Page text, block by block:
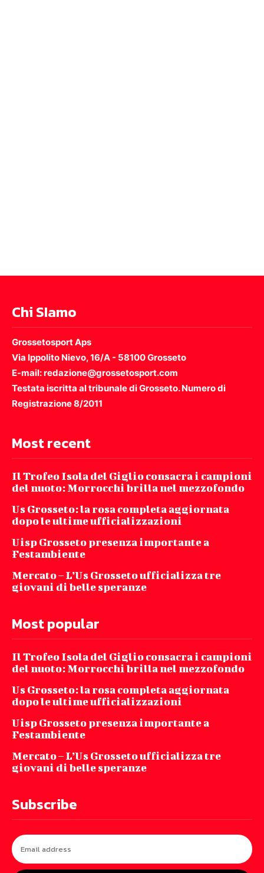
Chi SIamo
Grossetosport Aps
Via Ippolito Nievo, 16/A - 58100 Grosseto
E-mail: redazione@grossetosport.com
Testata iscritta al tribunale di Grosseto. Numero di
Registrazione 8/2011
Most recent
Il Trofeo Isola del Giglio consacra i campioni
del nuoto: Morrocchi brilla nel mezzofondo
Us Grosseto: la rosa completa aggiornata
dopo le ultime ufficializzazioni
Uisp Grosseto presenza importante a
Festambiente
Mercato – L’Us Grosseto ufficializza tre
giovani di belle speranze
Most popular
Il Trofeo Isola del Giglio consacra i campioni
del nuoto: Morrocchi brilla nel mezzofondo
Us Grosseto: la rosa completa aggiornata
dopo le ultime ufficializzazioni
Uisp Grosseto presenza importante a
Festambiente
Mercato – L’Us Grosseto ufficializza tre
giovani di belle speranze
Subscribe